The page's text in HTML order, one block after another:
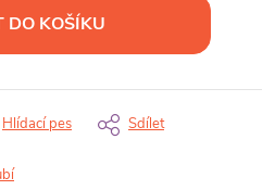
DO KOŠÍKU
Hlídací pes Sdílet